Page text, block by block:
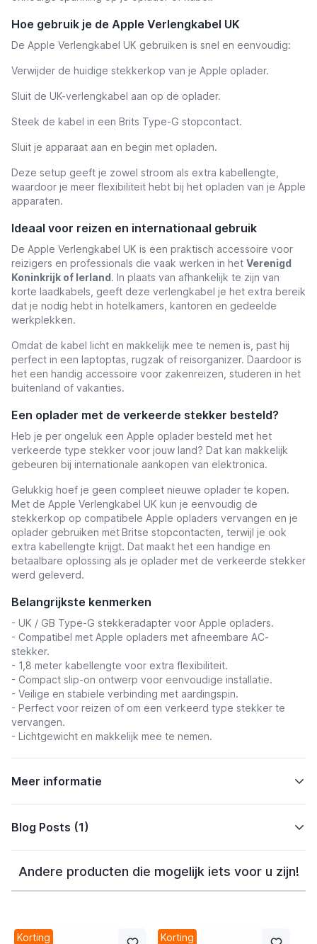
Hoe gebruik je de Apple Verlengkabel UK
De Apple Verlengkabel UK gebruiken is snel en eenvoudig:
Verwijder de huidige stekkerkop van je Apple oplader.
Sluit de UK-verlengkabel aan op de oplader.
Steek de kabel in een Brits Type-G stopcontact.
Sluit je apparaat aan en begin met opladen.
Deze setup geeft je zowel stroom als extra kabellengte,
waardoor je meer flexibiliteit hebt bij het opladen van je Apple
apparaten.
Ideaal voor reizen en internationaal gebruik
De Apple Verlengkabel UK is een praktisch accessoire voor
reizigers en professionals die vaak werken in het Verenigd
Koninkrijk of Ierland. In plaats van afhankelijk te zijn van
korte laadkabels, geeft deze verlengkabel je het extra bereik
dat je nodig hebt in hotelkamers, kantoren en gedeelde
werkplekken.
Omdat de kabel licht en makkelijk mee te nemen is, past hij
perfect in een laptoptas, rugzak of reisorganizer. Daardoor is
het een handig accessoire voor zakenreizen, studeren in het
buitenland of vakanties.
Een oplader met de verkeerde stekker besteld?
Heb je per ongeluk een Apple oplader besteld met het
verkeerde type stekker voor jouw land? Dat kan makkelijk
gebeuren bij internationale aankopen van elektronica.
Gelukkig hoef je geen compleet nieuwe oplader te kopen.
Met de Apple Verlengkabel UK kun je eenvoudig de
stekkerkop op compatibele Apple opladers vervangen en je
oplader gebruiken metBritse stopcontacten, terwijl je ook
extra kabellengte krijgt. Dat maakt het een handige en
betaalbare oplossing als je oplader met de verkeerde stekker
werd geleverd.
Belangrijkste kenmerken
- UK / GB Type-G stekkeradapter voor Apple opladers.
- Compatibel met Apple opladers met afneembare AC-
stekker.
- 1,8 meter kabellengte voor extra flexibiliteit.
- Compact slip-on ontwerp voor eenvoudige installatie.
- Veilige en stabiele verbinding met aardingspin.
- Perfect voor reizen of om een verkeerd type stekker te
vervangen.
- Lichtgewicht en makkelijk mee te nemen.
Meer informatie
Blog Posts (1)
Andere producten die mogelijk iets voor u zijn!
Korting Korting